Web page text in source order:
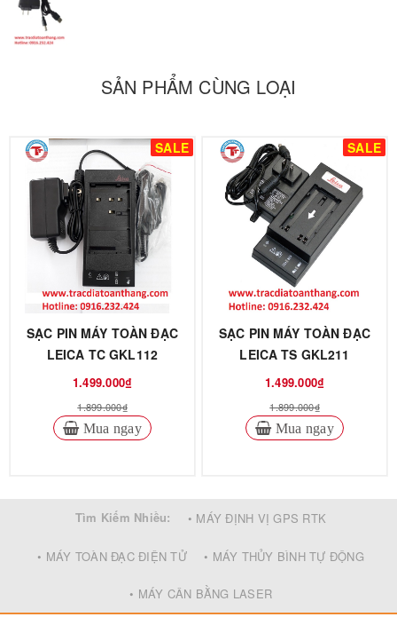
SẢN PHẨM CÙNG LOẠI
SALE
SẠC PIN MÁY TOÀN ĐẠC
LEICA TC GKL112
1.499.000₫
1.899.000₫
Mua ngay
SALE
SẠC PIN MÁY TOÀN ĐẠC
LEICA TS GKL211
1.499.000₫
1.899.000₫
Mua ngay
Tìm Kiếm Nhiều: • MÁY ĐỊNH VỊ GPS RTK
• MÁY TOÀN ĐẠC ĐIỆN TỬ • MÁY THỦY BÌNH TỰ ĐỘNG
• MÁY CÂN BẰNG LASER